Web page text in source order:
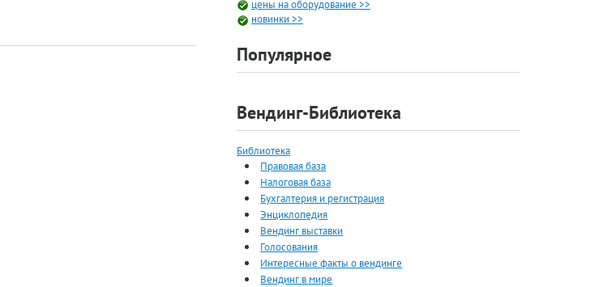
цены на оборудование >>
новинки >>
Популярное
Вендинг-Библиотека
Библиотека
Правовая база
Налоговая база
Бухгалтерия и регистрация
Энциклопедия
Вендинг выставки
Голосования
Интересные факты о вендинге
Вендинг в мире